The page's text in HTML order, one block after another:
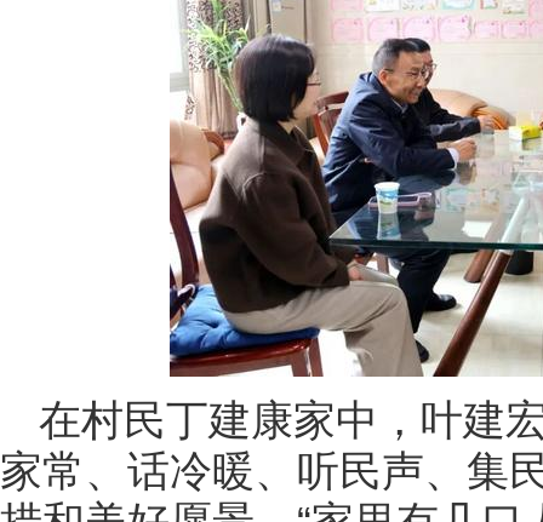
在村民丁建康家中，叶建
家常、话冷暖、听民声、集